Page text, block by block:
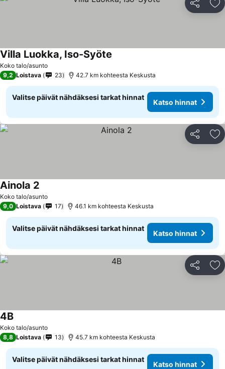
Jaa
Koko talo/asunto
Villa Luokka, Iso-Syöte
9,2 Loistava 23 42.7 km kohteesta Keskusta
Valitse päivät nähdäksesi tarkat hinnat
Katso hinnat
Jaa
Koko talo/asunto
Ainola 2
9,0 Loistava 17 46.1 km kohteesta Keskusta
Valitse päivät nähdäksesi tarkat hinnat
Katso hinnat
Jaa
Koko talo/asunto
4BKatso hinnat
8,8 Loistava 13 45.7 km kohteesta Keskusta
Valitse päivät nähdäksesi tarkat hinnat
Katso hinnat